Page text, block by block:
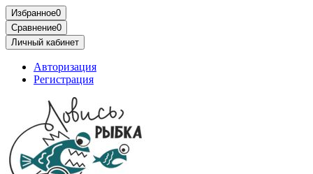
Избранное0
Сравнение0
Личный кабинет
Авторизация
Регистрация